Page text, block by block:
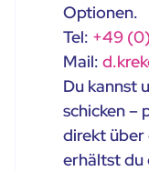
Optionen.
Tel: +49
Mail:
Du kannst
schicken –
direkt über
erhältst du